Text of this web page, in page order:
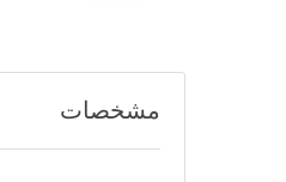
مشخصات